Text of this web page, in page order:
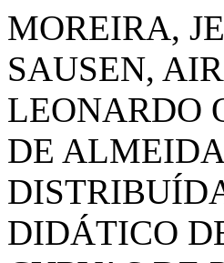
MOREIRA,
SAUSEN,
LEONARDO
DE
DIDÁTICO